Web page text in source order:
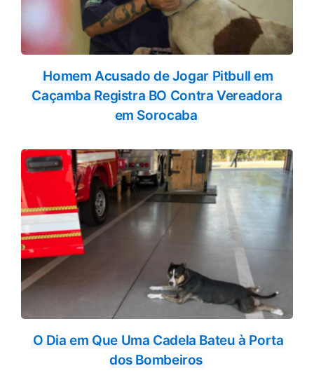
Homem Acusado de Jogar Pitbull em
Caçamba Registra BO Contra Vereadora
em Sorocaba
O Dia em Que Uma Cadela Bateu à Porta
dos Bombeiros